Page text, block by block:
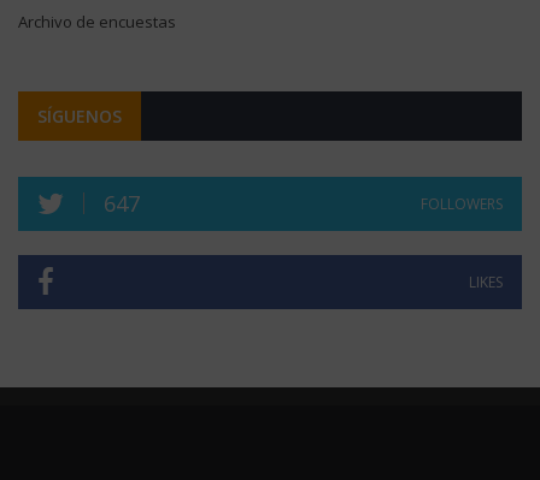
Archivo de encuestas
SÍGUENOS
647 FOLLOWERS
LIKES